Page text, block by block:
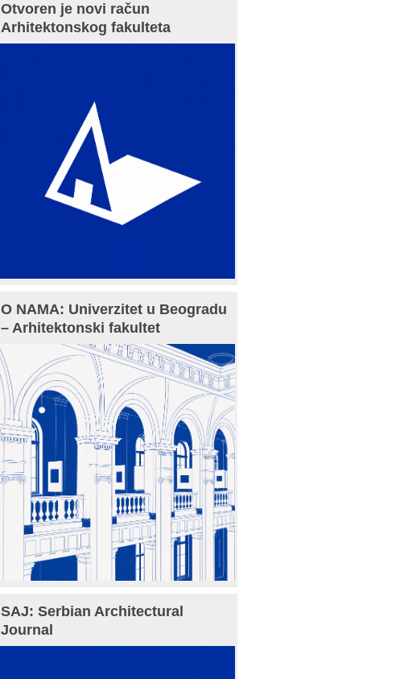
Otvoren je novi račun
Arhitektonskog fakulteta
O NAMA: Univerzitet u Beogradu
– Arhitektonski fakultet
SAJ: Serbian Architectural
Journal